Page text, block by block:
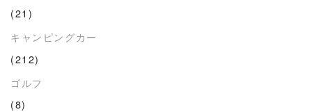
(21)
キャンピングカー
(212)
ゴルフ
(8)